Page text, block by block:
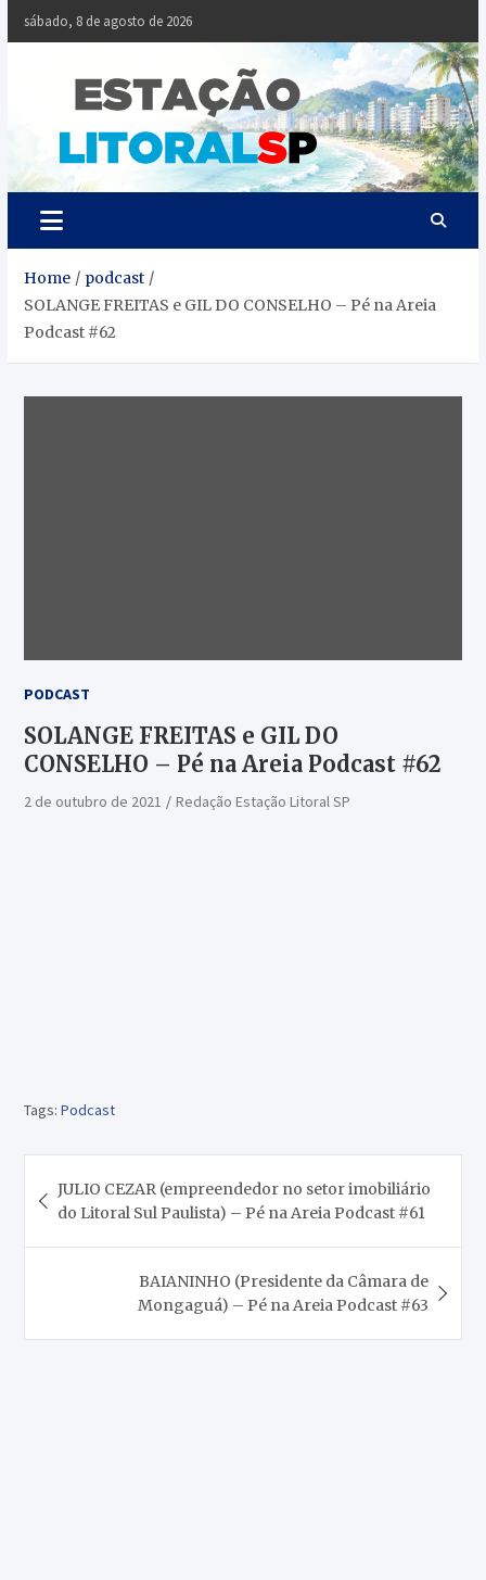
Skip
sábado, 8 de agosto de 2026
Litoral
Notícias da
Baixada Santista
Home
podcast
SOLANGE FREITAS e GIL DO CONSELHO – Pé na Areia
Podcast #62
PODCAST
SOLANGE FREITAS e GIL DO
CONSELHO – Pé na Areia Podcast #62
2 de outubro de 2021 Redação Estação Litoral SP
Tags: Podcast
de
Post
JULIO CEZAR (empreendedor no setor imobiliário
do Litoral Sul Paulista) – Pé na Areia Podcast #61
BAIANINHO (Presidente da Câmara de
Mongaguá) – Pé na Areia Podcast #63